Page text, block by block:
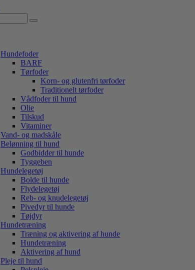
Hundefoder
BARF
Tørfoder
Korn- og glutenfri tørfoder
Traditionelt tørfoder
Vådfoder til hund
Olie
Tilskud
Vitaminer
Vand- og madskåle
Belønning til hund
Godbidder til hunde
Tyggeben
Hundelegetøj
Bolde til hunde
Flydelegetøj
Reb- og knudelegetøj
Pivedyr til hunde
Tøjdyr
Hundetræning
Træning og aktivering af hunde
Hundetræning
Aktivering af hund
Pleje til hund